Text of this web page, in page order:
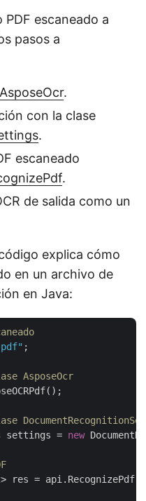
escaneado a
pasos a
AsposeOcr.
con la clase
.
escaneado
.
de salida como un
explica cómo
en un archivo de
en Java:
;
AsposeOcr
settings = new
de PDF
res =